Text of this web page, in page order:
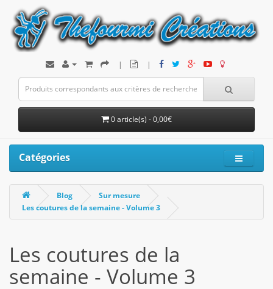
| |
0 article(s) - 0,00€
Catégories
Blog
Sur mesure
Les coutures de la semaine - Volume 3
Les coutures de la
semaine - Volume 3